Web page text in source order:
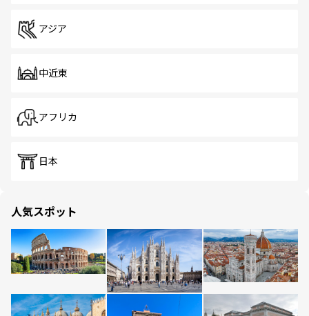
アジア
中近東
アフリカ
日本
人気スポット